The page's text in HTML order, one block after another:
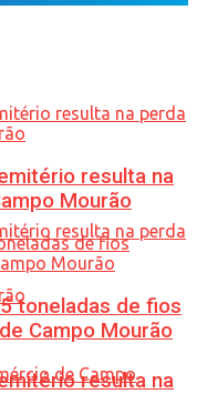
resulta na
resulta na
Mourão
toneladas de fios
Campo Mourão